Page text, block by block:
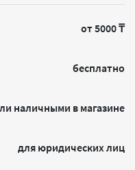
от 5000 ₸
бесплатно
наличными в магазине
для юридических лиц